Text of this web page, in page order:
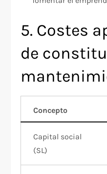
5. Costes
de
Concepto
Capital social
(SL)